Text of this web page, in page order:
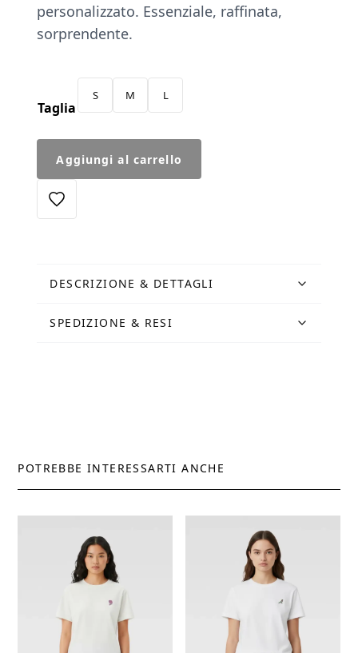
personalizzato. Essenziale, raffinata,
sorprendente.
Taglia
S M L
Shirt
Spilla
Colibrì
nera
Aggiungi al carrello
DESCRIZIONE & DETTAGLI
SPEDIZIONE & RESI
POTREBBE INTERESSARTI ANCHE